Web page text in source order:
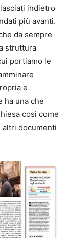
indietro
più avanti.
da sempre
struttura
portiamo le
e
ha una che
così come
documenti